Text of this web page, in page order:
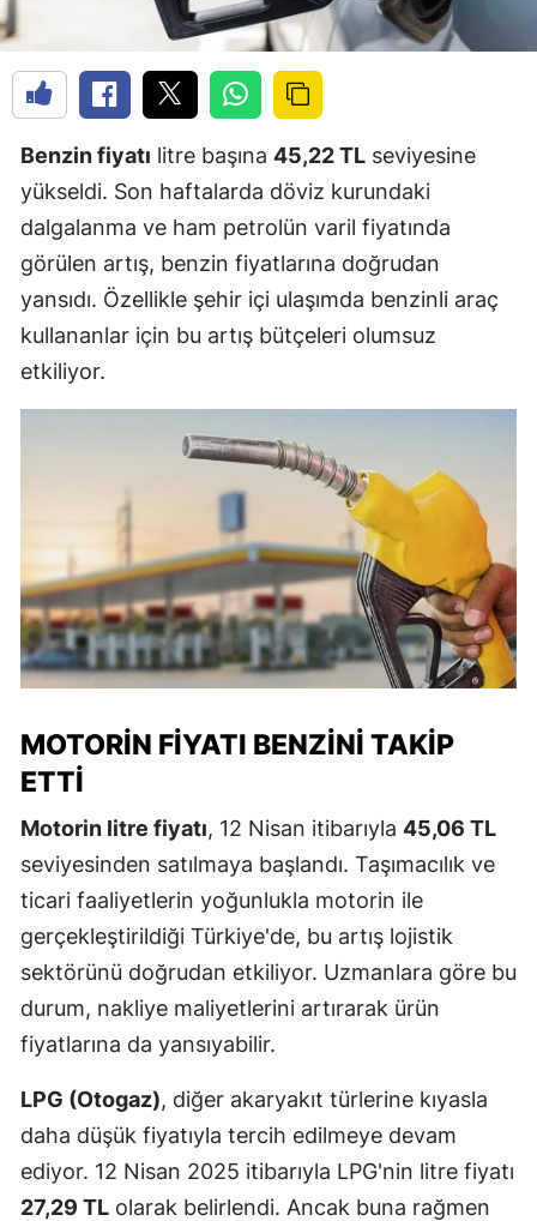
Benzin fiyatı litre başına 45,22 TL seviyesine
yükseldi. Son haftalarda döviz kurundaki
dalgalanma ve ham petrolün varil fiyatında
görülen artış, benzin fiyatlarına doğrudan
yansıdı. Özellikle şehir içi ulaşımda benzinli araç
kullananlar için bu artış bütçeleri olumsuz
etkiliyor.
MOTORIN FIYATI BENZINI TAKIP
ETTI
Motorin litre fiyatı, 12 Nisan itibarıyla 45,06 TL
seviyesinden satılmaya başlandı. Taşımacılık ve
ticari faaliyetlerin yoğunlukla motorin ile
gerçekleştirildiği Türkiye'de, bu artış lojistik
sektörünü doğrudan etkiliyor. Uzmanlara göre bu
durum, nakliye maliyetlerini artırarak ürün
fiyatlarına da yansıyabilir.
LPG (Otogaz), diğer akaryakıt türlerine kıyasla
daha düşük fiyatıyla tercih edilmeye devam
ediyor. 12 Nisan 2025 itibarıyla LPG'nin litre fiyatı
27,29 TL olarak belirlendi. Ancak buna rağmen